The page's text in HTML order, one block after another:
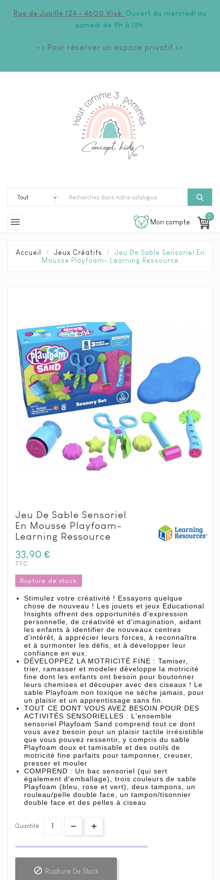
Rue de Jupille 124 - 4600 Visé Ouvert du mercredi au
samedi de 9h à 18h
-> Pour réserver un espace privatif <-
 Mon compte
0
Accueil Jeux Créatifs
Jeu De Sable Sensoriel En
Mousse Playfoam- Learning Ressource
Jeu De Sable Sensoriel
En Mousse Playfoam-
Learning Ressource
33,90 €
TTC
Rupture de stock
Stimulez votre créativité ! Essayons quelque
chose de nouveau ! Les jouets et jeux Educational
Insights offrent des opportunités d'expression
personnelle, de créativité et d'imagination, aidant
les enfants à identifier de nouveaux centres
d'intérêt, à apprécier leurs forces, à reconnaître
et à surmonter les défis, et à développer leur
confiance en eux.
DÉVELOPPEZ LA MOTRICITÉ FINE : Tamiser,
trier, ramasser et modeler développe la motricité
fine dont les enfants ont besoin pour boutonner
leurs chemises et découper avec des ciseaux ! Le
sable Playfoam non toxique ne sèche jamais, pour
un plaisir et un apprentissage sans fin.
TOUT CE DONT VOUS AVEZ BESOIN POUR DES
ACTIVITÉS SENSORIELLES : L'ensemble
sensoriel Playfoam Sand comprend tout ce dont
vous avez besoin pour un plaisir tactile irrésistible
que vous pouvez ressentir, y compris du sable
Playfoam doux et tamisable et des outils de
motricité fine parfaits pour tamponner, creuser,
presser et mouler
COMPREND : Un bac sensoriel (qui sert
également d'emballage), trois couleurs de sable
Playfoam (bleu, rose et vert), deux tampons, un
rouleau/pelle double face, un tampon/tisonnier
double face et des pelles à ciseau
Quantité
 Rupture De Stock